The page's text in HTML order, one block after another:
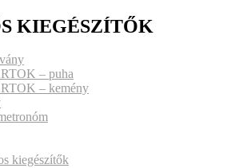
KIEGÉSZÍTŐK
– puha
– kemény
kiegészítők